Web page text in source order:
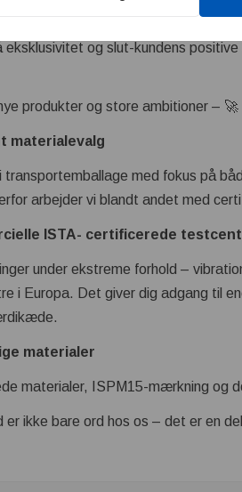
behov for robust og funktionel
eksklusivitet og slut-kundens
produkter og store ambitioner – 🚀
materialevalg
transportemballage med fokus på
arbejder vi blandt andet med
ISTA- certificerede
under ekstreme forhold –
i Europa. Det giver dig adgang til
materialer
materialer, ISPM15-mærkning og
er ikke bare ord hos os – det er en